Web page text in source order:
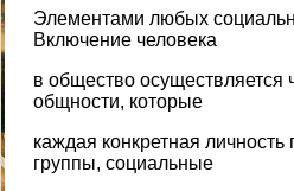
Элементами любых
Включение человека
в общество
общности, которые
каждая конкретная
группы, социальные